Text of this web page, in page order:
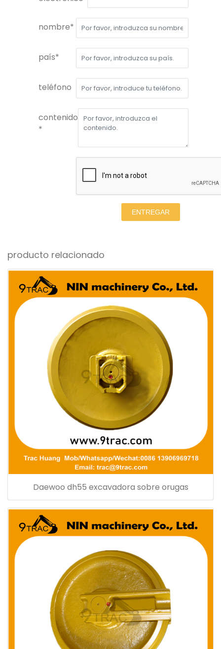
nombre*
país*
teléfono
contenido
*
ENTREGAR
producto relacionado
Daewoo dh55 excavadora sobre orugas